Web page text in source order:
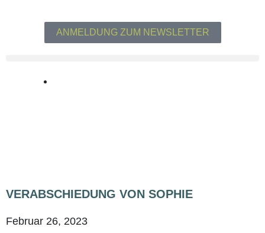
ANMELDUNG ZUM NEWSLETTER
VER­AB­SCHIE­DUNG VON SOPHIE
Februar 26, 2023